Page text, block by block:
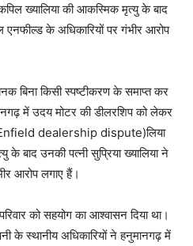
ख्यालिया की आकस्मिक मृत्यु के बाद
एनफील्ड के अधिकारियों पर गंभीर आरोप
बिना किसी स्पष्टीकरण के समाप्त कर
में उदय मोटर की डीलरशिप को लेकर
Enfield dealership dispute)लिया
बाद उनकी पत्नी सुप्रिया ख्यालिया ने
आरोप लगाए हैं।
को सहयोग का आश्वासन दिया था।
के स्थानीय अधिकारियों ने हनुमानगढ़ में